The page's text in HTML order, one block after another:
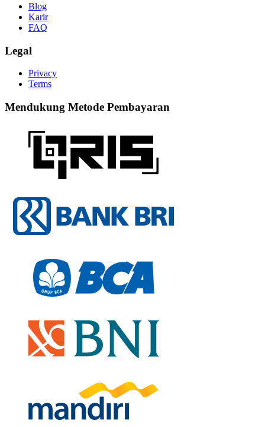
Blog
Karir
FAQ
Legal
Privacy
Terms
Mendukung Metode Pembayaran